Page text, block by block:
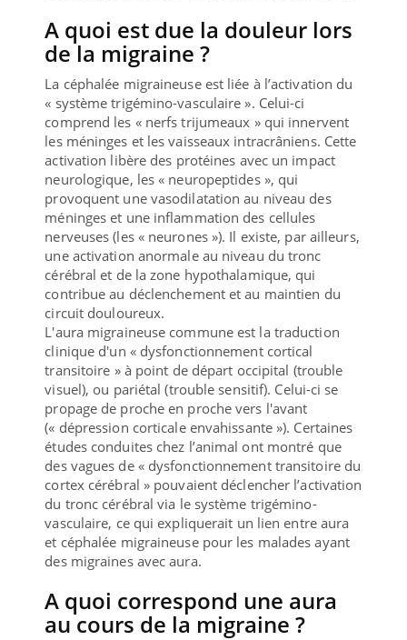
A quoi est due la douleur lors
de la migraine ?
La céphalée migraineuse est liée à l’activation du
« système trigémino-vasculaire ». Celui-ci
comprend les « nerfs trijumeaux » qui innervent
les méninges et les vaisseaux intracrâniens. Cette
activation libère des protéines avec un impact
neurologique, les « neuropeptides », qui
provoquent une vasodilatation au niveau des
méninges et une inflammation des cellules
nerveuses (les « neurones »). Il existe, par ailleurs,
une activation anormale au niveau du tronc
cérébral et de la zone hypothalamique, qui
contribue au déclenchement et au maintien du
circuit douloureux.
L'aura migraineuse commune est la traduction
clinique d'un « dysfonctionnement cortical
transitoire » à point de départ occipital (trouble
visuel), ou pariétal (trouble sensitif). Celui-ci se
propage de proche en proche vers l'avant
(« dépression corticale envahissante »). Certaines
études conduites chez l’animal ont montré que
des vagues de « dysfonctionnement transitoire du
cortex cérébral » pouvaient déclencher l’activation
du tronc cérébral via le système trigémino-
vasculaire, ce qui expliquerait un lien entre aura
et céphalée migraineuse pour les malades ayant
des migraines avec aura.
A quoi correspond une aura
au cours de la migraine ?